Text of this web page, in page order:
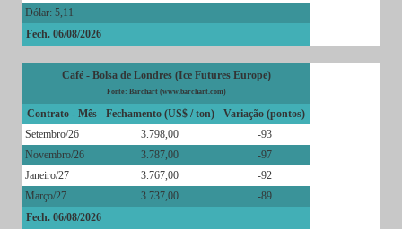
Dólar: 5,11
Fech. 06/08/2026
Café - Bolsa de Londres (Ice Futures Europe)
Fonte: Barchart (www.barchart.com)
Contrato - Mês Fechamento (US$ / ton)
Variação (pontos)
Setembro/26
3.798,00
-93
Novembro/26
3.787,00
-97
Janeiro/27
3.767,00
-92
Março/27
3.737,00
-89
Fech. 06/08/2026